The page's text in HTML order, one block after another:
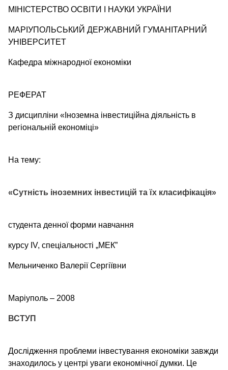
МІНІСТЕРСТВО ОСВІТИ І НАУКИ УКРАЇНИ
МАРІУПОЛЬСЬКИЙ ДЕРЖАВНИЙ ГУМАНІТАРНИЙ
УНІВЕРСИТЕТ
Кафедра міжнародної економіки
РЕФЕРАТ
З дисципліни «Іноземна інвестиційна діяльність в
регіональній економіці»
На тему:
«Сутність іноземних інвестицій та їх класифікація»
студента денної форми навчання
курсу IV, спеціальності „МЕК”
Мельниченко Валерії Сергіївни
Маріуполь – 2008
ВСТУП
Дослідження проблеми інвестування економіки завжди
знаходилось у центрі уваги економічної думки. Це